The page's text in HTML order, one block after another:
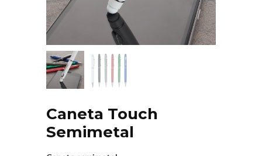
Caneta Touch
Semimetal